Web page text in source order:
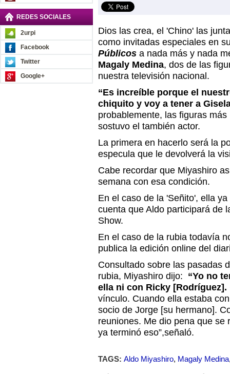
REDES SOCIALES
2urpi
Facebook
Twitter
Google+
Dios las crea, el 'Chino' las
como invitadas especiales en
Públicos a nada más y nada
Magaly Medina, dos de las
nuestra televisión nacional.
“Es increíble porque el
chiquito y voy a tener a
probablemente, las figuras
sostuvo el también actor.
La primera en hacerlo será la
especula que le devolverá la
Cabe recordar que Miyashiro
semana con esa condición.
En el caso de la 'Señito', ella
cuenta que Aldo participará de
Show.
En el caso de la rubia todavía
publica la edición online del
Consultado sobre las pasadas
rubia, Miyashiro dijo: “Yo no
ella ni con Ricky [Rodríguez].
vínculo. Cuando ella estaba
socio de Jorge [su hermano].
reuniones. Me dio pena que se
ya terminó eso”,señaló.
TAGS: Aldo Miyashiro, Magaly Medina